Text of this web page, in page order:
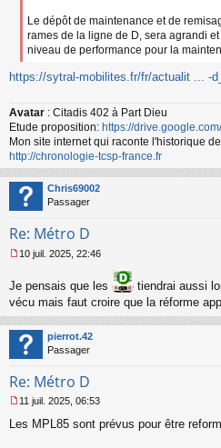
Le dépôt de maintenance et de
rames de la ligne de D, sera agrandi
niveau de performance pour la
https://sytral-mobilites.fr/fr/actualit ... -
Avatar : Citadis 402 à Part Dieu
Etude proposition: https://
Mon site internet qui raconte l'historique
http://chronologie-tcsp-france.fr
Chris69002
Passager
Re: Métro D
s
s
a
g
e
n
n
l
10 juil. 2025, 22:46
Je pensais que les tiendrai aussi
vécu mais faut croire que la réforme
pierrot.42
Passager
Re: Métro D
e
11 juil. 2025, 06:53
Les MPL85 sont prévus pour être